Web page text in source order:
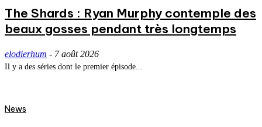
The Shards : Ryan Murphy contemple des
beaux gosses pendant très longtemps
elodierhum - 7 août 2026
Il y a des séries dont le premier épisode...
News